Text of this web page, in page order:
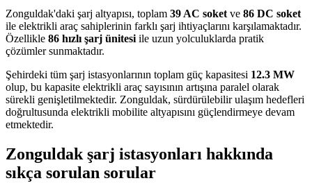
Zonguldak'daki şarj altyapısı, toplam 39 AC soket ve 86 DC soket
ile elektrikli araç sahiplerinin farklı şarj ihtiyaçlarını karşılamaktadır.
Özellikle 86 hızlı şarj ünitesi ile uzun yolculuklarda pratik
çözümler sunmaktadır.
Şehirdeki tüm şarj istasyonlarının toplam güç kapasitesi 12.3 MW
olup, bu kapasite elektrikli araç sayısının artışına paralel olarak
sürekli genişletilmektedir. Zonguldak, sürdürülebilir ulaşım hedefleri
doğrultusunda elektrikli mobilite altyapısını güçlendirmeye devam
etmektedir.
Zonguldak şarj istasyonları hakkında
sıkça sorulan sorular